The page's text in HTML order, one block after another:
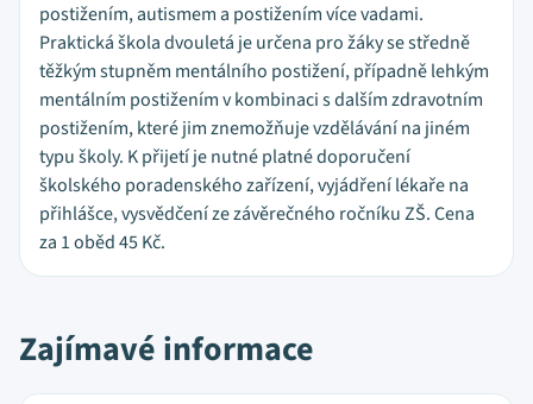
postižením, autismem a postižením více vadami.
Praktická škola dvouletá je určena pro žáky se středně
těžkým stupněm mentálního postižení, případně lehkým
mentálním postižením v kombinaci s dalším zdravotním
postižením, které jim znemožňuje vzdělávání na jiném
typu školy. K přijetí je nutné platné doporučení
školského poradenského zařízení, vyjádření lékaře na
přihlášce, vysvědčení ze závěrečného ročníku ZŠ. Cena
za 1 oběd 45 Kč.
Zajímavé informace